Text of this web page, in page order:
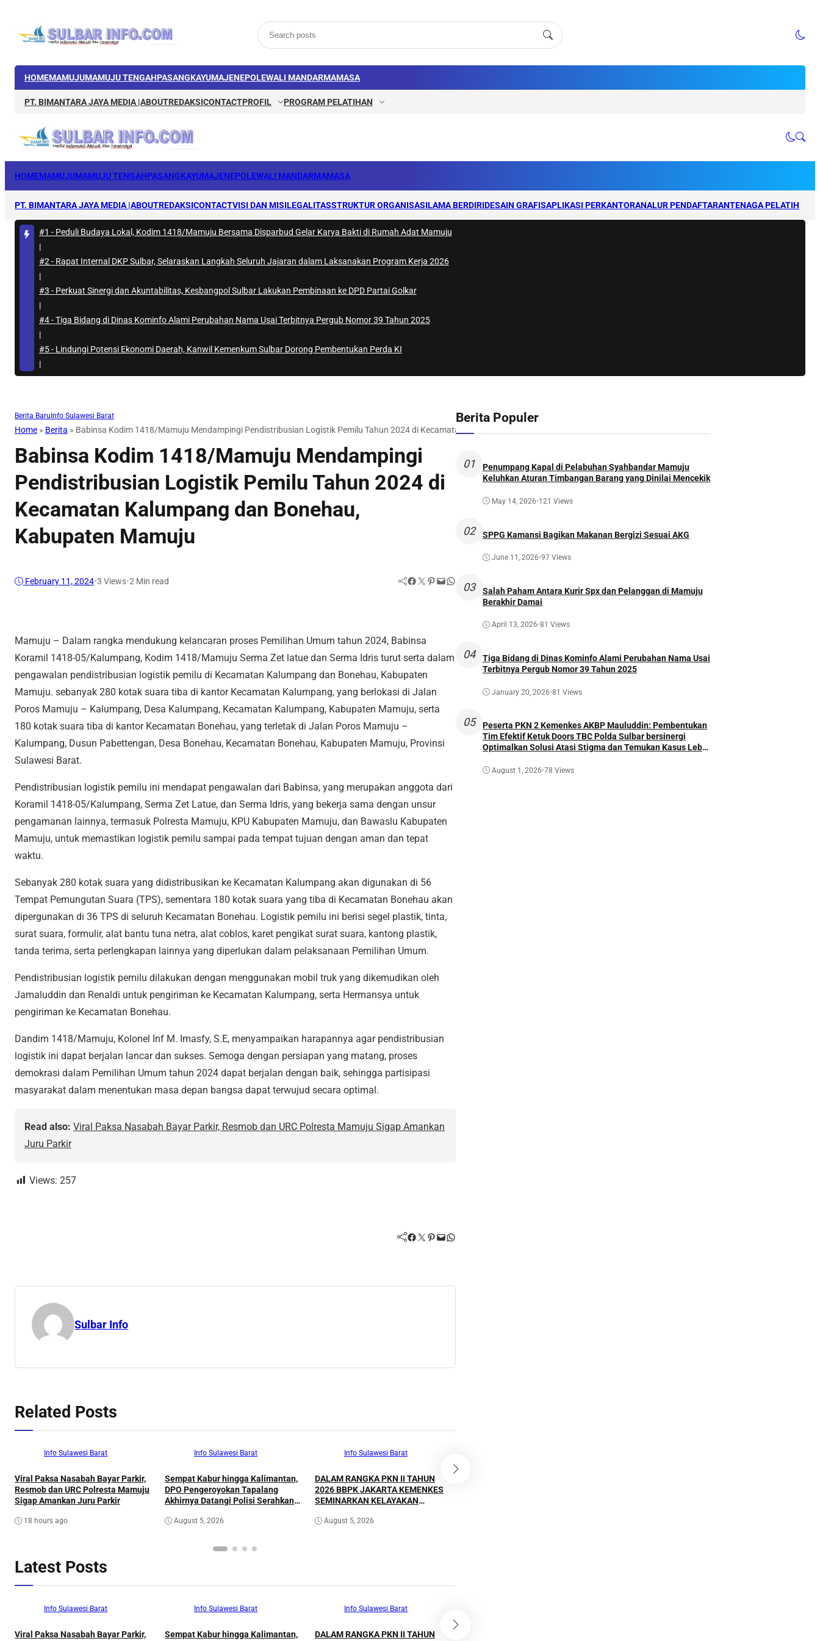
HOMEMAMUJUMAMUJU TENGAHPASANGKAYUMAJENEPOLEWALI MANDARMAMASA
PT. BIMANTARA JAYA MEDIA |ABOUTREDAKSICONTACTPROFIL PROGRAM PELATIHAN
HOMEMAMUJUMAMUJU TENGAHPASANGKAYUMAJENEPOLEWALI MANDARMAMASA
PT. BIMANTARA JAYA MEDIA |ABOUTREDAKSICONTACTVISI DAN MISILEGALITASSTRUKTUR ORGANISASILAMA BERDIRIDESAIN GRAFISAPLIKASI PERKANTORANALUR PENDAFTARANTENAGA PELATIH
#1 - Peduli Budaya Lokal, Kodim 1418/Mamuju Bersama Disparbud Gelar Karya Bakti di Rumah Adat Mamuju
|
#2 - Rapat Internal DKP Sulbar, Selaraskan Langkah Seluruh Jajaran dalam Laksanakan Program Kerja 2026
|
#3 - Perkuat Sinergi dan Akuntabilitas, Kesbangpol Sulbar Lakukan Pembinaan ke DPD Partai Golkar
|
#4 -Tiga Bidang di Dinas Kominfo Alami Perubahan Nama Usai Terbitnya Pergub Nomor 39 Tahun 2025
|
#5 - Lindungi Potensi Ekonomi Daerah, Kanwil Kemenkum Sulbar Dorong Pembentukan Perda KI
|
Berita BaruInfo Sulawesi Barat
Home » Berita » Babinsa Kodim 1418/Mamuju Mendampingi Pendistribusian Logistik Pemilu Tahun 2024 di Kecamatan Kalumpang dan Bonehau, Kabupaten Mamuju
Babinsa Kodim 1418/Mamuju Mendampingi
Pendistribusian Logistik Pemilu Tahun 2024 di
Kecamatan Kalumpang dan Bonehau,
Kabupaten Mamuju
February 11, 2024•3 Views•2 Min read Facebook Twitter Pinterest Mail WhatsApp
Mamuju – Dalam rangka mendukung kelancaran proses Pemilihan Umum tahun 2024, Babinsa
Koramil 1418-05/Kalumpang, Kodim 1418/Mamuju Serma Zet latue dan Serma Idris turut serta dalam
pengawalan pendistribusian logistik pemilu di Kecamatan Kalumpang dan Bonehau, Kabupaten
Mamuju. sebanyak 280 kotak suara tiba di kantor Kecamatan Kalumpang, yang berlokasi di Jalan
Poros Mamuju – Kalumpang, Desa Kalumpang, Kecamatan Kalumpang, Kabupaten Mamuju, serta
180 kotak suara tiba di kantor Kecamatan Bonehau, yang terletak di Jalan Poros Mamuju –
Kalumpang, Dusun Pabettengan, Desa Bonehau, Kecamatan Bonehau, Kabupaten Mamuju, Provinsi
Sulawesi Barat.
Pendistribusian logistik pemilu ini mendapat pengawalan dari Babinsa, yang merupakan anggota dari
Koramil 1418-05/Kalumpang, Serma Zet Latue, dan Serma Idris, yang bekerja sama dengan unsur
pengamanan lainnya, termasuk Polresta Mamuju, KPU Kabupaten Mamuju, dan Bawaslu Kabupaten
Mamuju, untuk memastikan logistik pemilu sampai pada tempat tujuan dengan aman dan tepat
waktu.
Sebanyak 280 kotak suara yang didistribusikan ke Kecamatan Kalumpang akan digunakan di 56
Tempat Pemungutan Suara (TPS), sementara 180 kotak suara yang tiba di Kecamatan Bonehau akan
dipergunakan di 36 TPS di seluruh Kecamatan Bonehau. Logistik pemilu ini berisi segel plastik, tinta,
surat suara, formulir, alat bantu tuna netra, alat coblos, karet pengikat surat suara, kantong plastik,
tanda terima, serta perlengkapan lainnya yang diperlukan dalam pelaksanaan Pemilihan Umum.
Pendistribusian logistik pemilu dilakukan dengan menggunakan mobil truk yang dikemudikan oleh
Jamaluddin dan Renaldi untuk pengiriman ke Kecamatan Kalumpang, serta Hermansya untuk
pengiriman ke Kecamatan Bonehau.
Dandim 1418/Mamuju, Kolonel Inf M. Imasfy, S.E, menyampaikan harapannya agar pendistribusian
logistik ini dapat berjalan lancar dan sukses. Semoga dengan persiapan yang matang, proses
demokrasi dalam Pemilihan Umum tahun 2024 dapat berjalan dengan baik, sehingga partisipasi
masyarakat dalam menentukan masa depan bangsa dapat terwujud secara optimal.
Read also: Viral Paksa Nasabah Bayar Parkir, Resmob dan URC Polresta Mamuju Sigap Amankan
Juru Parkir
Views: 257
Facebook Twitter Pinterest Mail WhatsApp
Sulbar Info
Related Posts
Info Sulawesi Barat
Viral Paksa Nasabah Bayar Parkir,
Resmob dan URC Polresta Mamuju
Sigap Amankan Juru Parkir
18 hours ago
Info Sulawesi Barat
Sempat Kabur hingga Kalimantan,
DPO Pengeroyokan Tapalang
Akhirnya Datangi Polisi Serahkan
August 5, 2026
Info Sulawesi Barat
DALAM RANGKA PKN II TAHUN
2026 BBPK JAKARTA KEMENKES
SEMINARKAN KELAYAKAN
KETUK DOORS BHABINKAMTIBMAS
August 5, 2026
Latest Posts
Info Sulawesi Barat
Viral Paksa Nasabah Bayar Parkir,
Info Sulawesi Barat
Sempat Kabur hingga Kalimantan,
Info Sulawesi Barat
DALAM RANGKA PKN II TAHUN
Berita Populer
01
Penumpang Kapal di Pelabuhan Syahbandar Mamuju
Keluhkan Aturan Timbangan Barang yang Dinilai Mencekik
May 14, 2026•121 Views
02 SPPG Kamansi Bagikan Makanan Bergizi Sesuai AKG
June 11, 2026•97 Views
03
Salah Paham Antara Kurir Spx dan Pelanggan di Mamuju
Berakhir Damai
April 13, 2026•81 Views
04
Tiga Bidang di Dinas Kominfo Alami Perubahan Nama Usai
Terbitnya Pergub Nomor 39 Tahun 2025
January 20, 2026•81 Views
05
Peserta PKN 2 Kemenkes AKBP Mauluddin: Pembentukan
Tim Efektif Ketuk Doors TBC Polda Sulbar bersinergi
Optimalkan Solusi Atasi Stigma dan Temukan Kasus Lebih
August 1, 2026•78 Views